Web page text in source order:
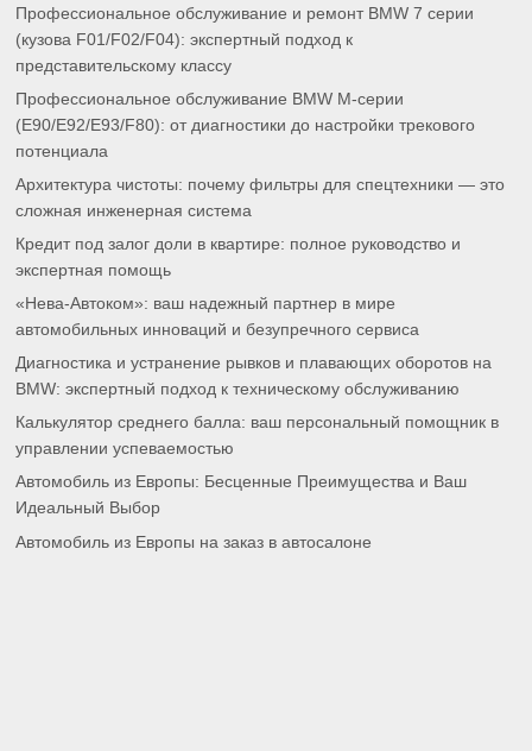
Профессиональное обслуживание и ремонт BMW 7 серии
(кузова F01/F02/F04): экспертный подход к
представительскому классу
Профессиональное обслуживание BMW M-серии
(E90/E92/E93/F80): от диагностики до настройки трекового
потенциала
Архитектура чистоты: почему фильтры для спецтехники — это
сложная инженерная система
Кредит под залог доли в квартире: полное руководство и
экспертная помощь
«Нева-Автоком»: ваш надежный партнер в мире
автомобильных инноваций и безупречного сервиса
Диагностика и устранение рывков и плавающих оборотов на
BMW: экспертный подход к техническому обслуживанию
Калькулятор среднего балла: ваш персональный помощник в
управлении успеваемостью
Автомобиль из Европы: Бесценные Преимущества и Ваш
Идеальный Выбор
Автомобиль из Европы на заказ в автосалоне